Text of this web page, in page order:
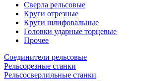
Сверла рельсовые
Круги отрезные
Круги шлифовальные
Головки ударные торцевые
Прочее
Соединители рельсовые
Рельсорезные станки
Рельсосверлильные станки